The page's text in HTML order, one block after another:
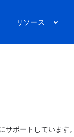
リソース
サポートしています